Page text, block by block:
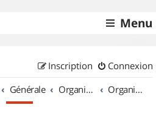
Menu
Connexion
Inscription
Générale Organisation de sorties & Recherche de partenaires Organisation de sorties en région Provence Alpes Côte d'Azur